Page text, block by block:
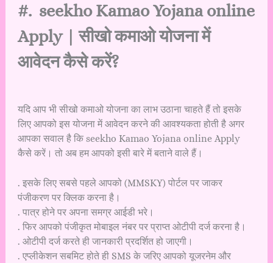
#. seekho Kamao Yojana online
Apply | सीखो कमाओ योजना में
आवेदन कैसे करें?
यदि आप भी सीखो कमाओ योजना का लाभ उठाना चाहते हैं तो इसके
लिए आपको इस योजना में आवेदन करने की आवश्यकता होती है अगर
आपका सवाल है कि seekho Kamao Yojana online Apply
कैसे करें। तो अब हम आपको इसी बारे में बताने वाले हैं।
. इसके लिए सबसे पहले आपको (MMSKY) पोर्टल पर जाकर
पंजीकरण पर क्लिक करना है।
. पात्र होने पर अपना समग्र आईडी भरे।
. फिर आपको पंजीकृत मोबाइल नंबर पर प्राप्त ओटीपी दर्ज करना है।
. ओटीपी दर्ज करते ही जानकारी प्रदर्शित हो जाएगी।
. एप्लीकेशन सबमिट होते ही SMS के जरिए आपको यूजरनेम और